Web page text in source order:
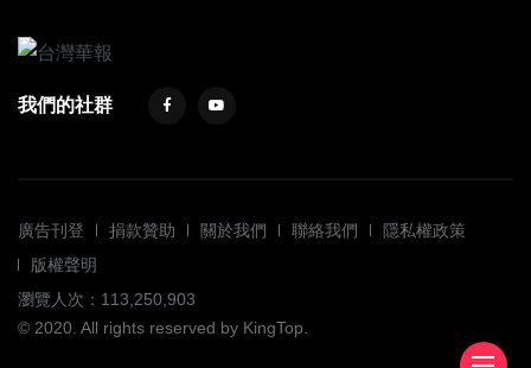
我們的社群
廣告刊登 捐款贊助 關於我們 聯絡我們
隱私權政策
版權聲明
瀏覽人次：113,250,903
© 2020. All rights reserved by KingTop.